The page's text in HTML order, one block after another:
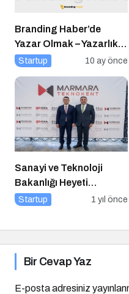
Branding Haber’de
Yazar Olmak – Yazarlık
Başvurusu Başladı!
Startup 10 ay önce
Sanayi ve Teknoloji
Bakanlığı Heyeti
Marmara Teknokent’i
Startup 1 yıl önce
Bir Cevap Yaz
E-posta adresiniz